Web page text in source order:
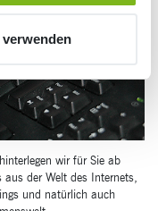
wir für Sie ab
aus der Welt des Internets,
und natürlich auch